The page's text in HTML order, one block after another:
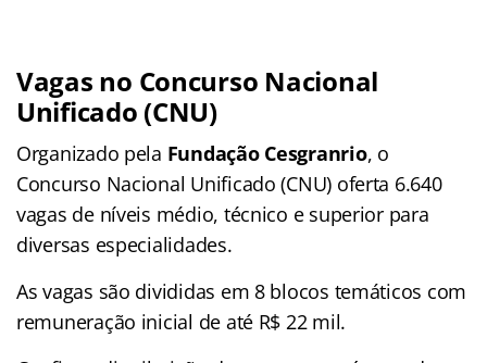
Vagas no Concurso Nacional
Unificado (CNU)
Organizado pela Fundação Cesgranrio, o
Concurso Nacional Unificado (CNU) oferta 6.640
vagas de níveis médio, técnico e superior para
diversas especialidades.
As vagas são divididas em 8 blocos temáticos com
remuneração inicial de até R$ 22 mil.